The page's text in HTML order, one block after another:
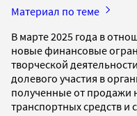
Материал по теме
В марте 2025 года в
новые финансовые
творческой
долевого участия в
полученные от продажи
транспортных средств и